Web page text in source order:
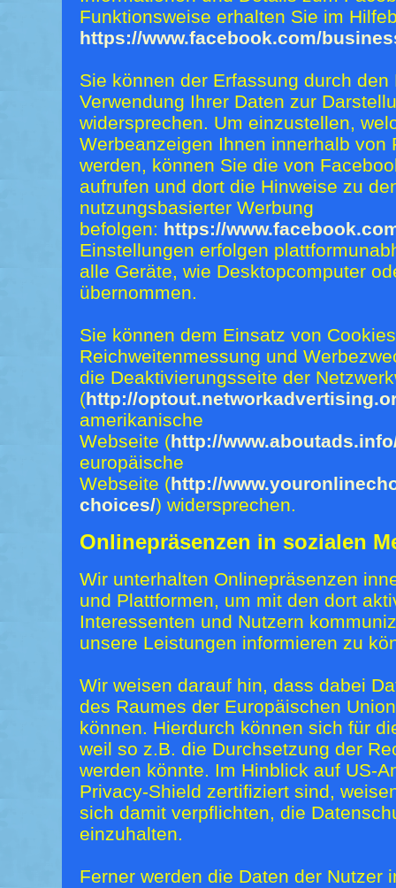
Funktionsweise erhalten Sie im
https://www.facebook.com/
Sie können der Erfassung durch
Verwendung Ihrer Daten zur
widersprechen. Um einzustellen,
Werbeanzeigen Ihnen innerhalb von
werden, können Sie die von
aufrufen und dort die Hinweise zu
nutzungsbasierter Werbung
befolgen: https://
Einstellungen erfolgen
alle Geräte, wie Desktopcomputer
übernommen.
Sie können dem Einsatz von
Reichweitenmessung und
die Deaktivierungsseite der
(http://
amerikanische
Webseite (http://
europäische
Webseite (http://
choices/) widersprechen.
Onlinepräsenzen in sozialen
Wir unterhalten Onlinepräsenzen
und Plattformen, um mit den dort
Interessenten und Nutzern
unsere Leistungen informieren zu
Wir weisen darauf hin, dass dabei
des Raumes der Europäischen
können. Hierdurch können sich für
weil so z.B. die Durchsetzung der
werden könnte. Im Hinblick auf US-
Privacy-Shield zertifiziert sind,
sich damit verpflichten, die
einzuhalten.
Ferner werden die Daten der Nutzer